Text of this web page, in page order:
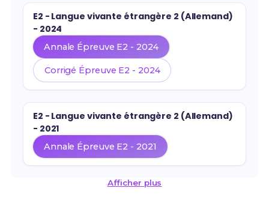
E2 - Langue vivante étrangère 2 (Allemand)
- 2024
Annale Épreuve E2 - 2024
Corrigé Épreuve E2 - 2024
E2 - Langue vivante étrangère 2 (Allemand)
- 2021
Annale Épreuve E2 - 2021
Afficher plus